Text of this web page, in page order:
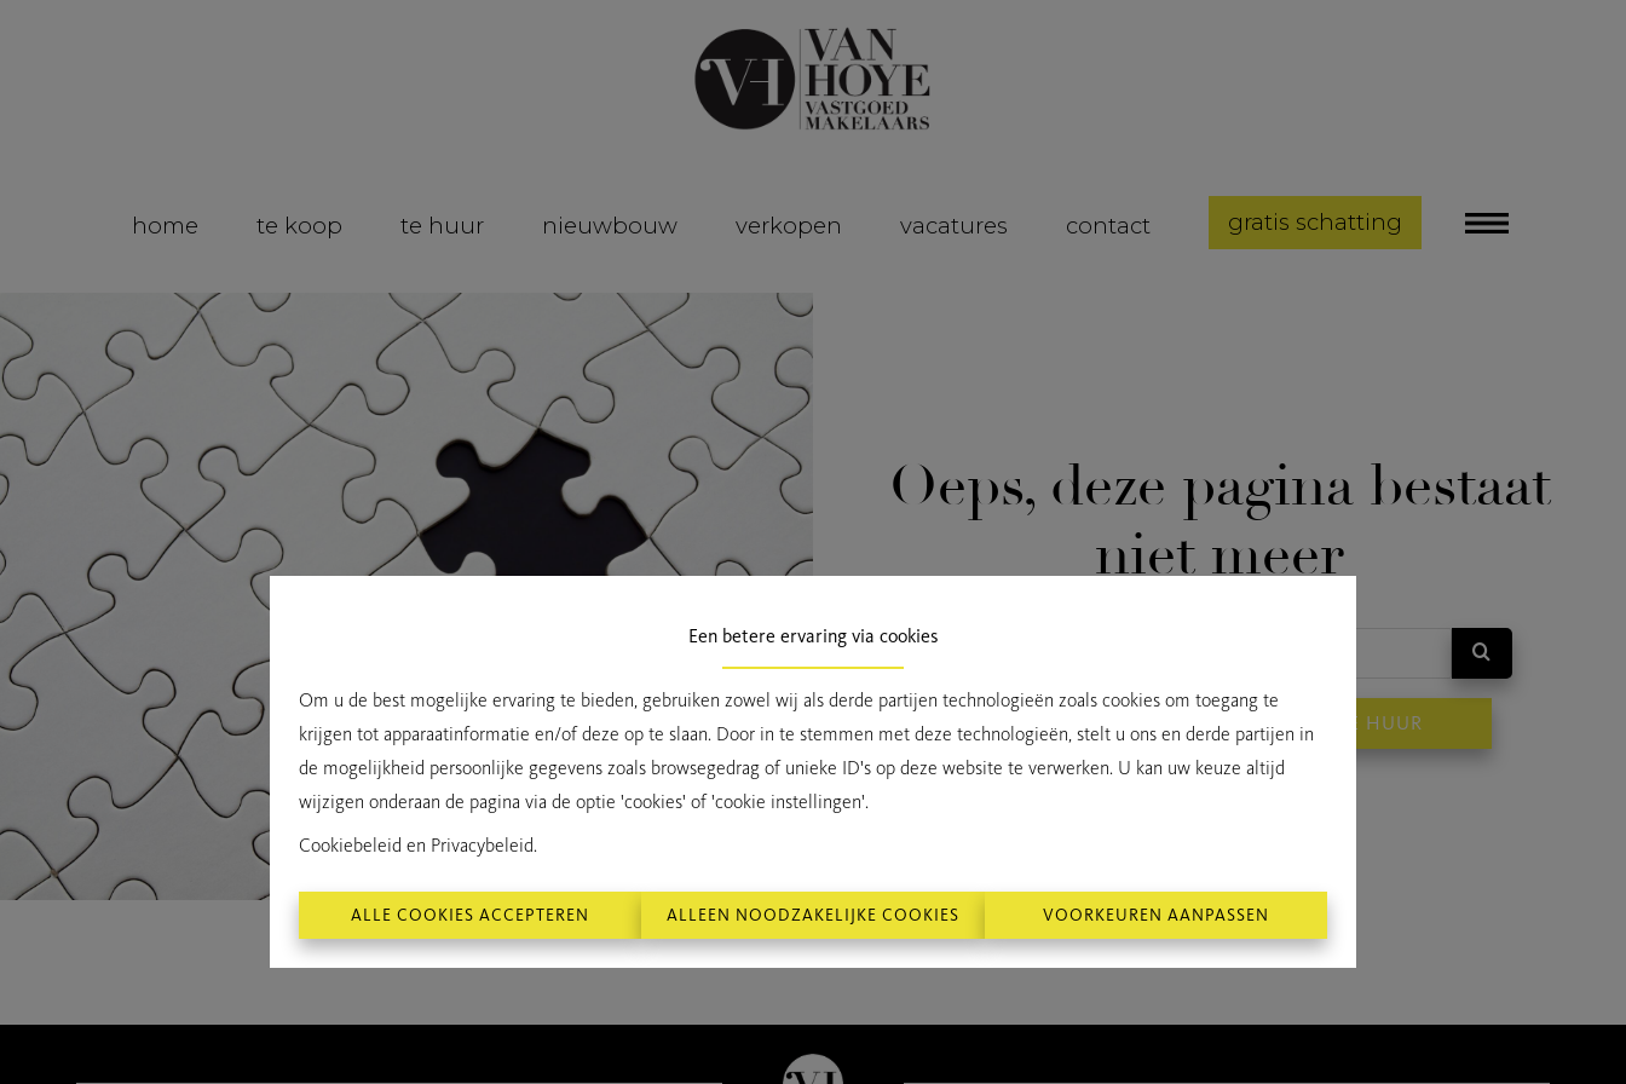
Een betere ervaring via cookies
Om u de best mogelijke ervaring te bieden, gebruiken zowel wij als derde partijen technologieën zoals cookies om toegang te
krijgen tot apparaatinformatie en/of deze op te slaan. Door in te stemmen met deze technologieën, stelt u ons en derde partijen in
de mogelijkheid persoonlijke gegevens zoals browsegedrag of unieke ID's op deze website te verwerken. U kan uw keuze altijd
wijzigen onderaan de pagina via de optie 'cookies' of 'cookie instellingen'.
Cookiebeleid en Privacybeleid.
ALLE COOKIES ACCEPTEREN ALLEEN NOODZAKELIJKE COOKIES VOORKEUREN AANPASSEN
home te koop te huur nieuwbouw verkopen vacatures contact gratis schatting
Oeps, deze pagina bestaat
niet meer
TE KOOP TE HUUR